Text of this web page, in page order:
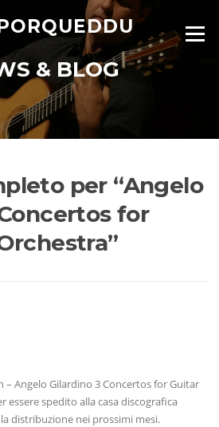
Menu
& BLOG
per “Angelo
for
– Angelo Gilardino 3 Concertos for Guitar
essere spedito alla casa discografica
distribuzione nei prossimi mesi.